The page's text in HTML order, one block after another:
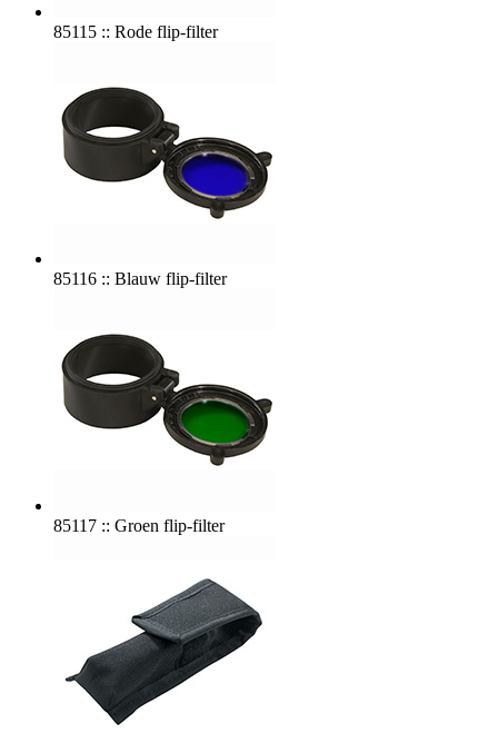
85115 :: Rode flip-filter
85116 :: Blauw flip-filter
85117 :: Groen flip-filter